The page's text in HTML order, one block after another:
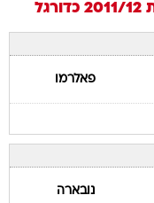
כדורגל
פאלרמו
נובארה